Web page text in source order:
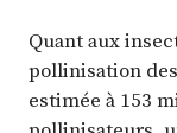
Quant aux
pollinisation
estimée à 153